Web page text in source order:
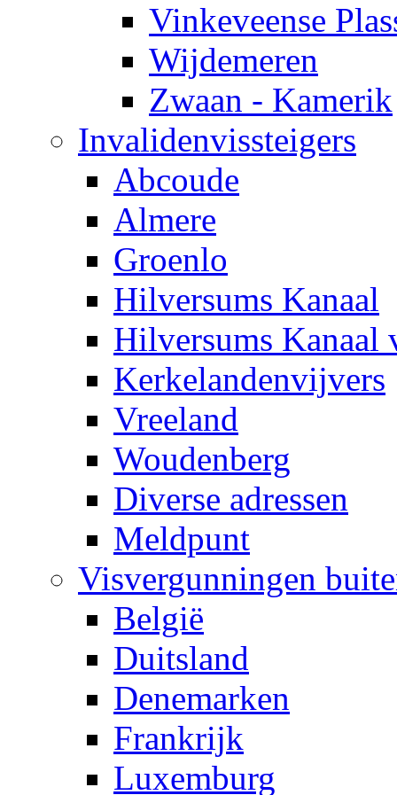
Vinkeveense
Wijdemeren
Zwaan - Kamerik
Invalidenvissteigers
Abcoude
Almere
Groenlo
Hilversums Kanaal
Hilversums Kanaal
Kerkelandenvijvers
Vreeland
Woudenberg
Diverse adressen
Meldpunt
Visvergunningen
België
Duitsland
Denemarken
Frankrijk
Luxemburg